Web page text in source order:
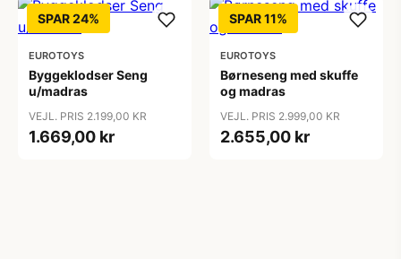
SPAR 24%
EUROTOYS
Byggeklodser Seng
u/madras
VEJL. PRIS 2.199,00 KR
1.669,00 kr
SPAR 11%
EUROTOYS
Børneseng med skuffe
og madras
VEJL. PRIS 2.999,00 KR
2.655,00 kr